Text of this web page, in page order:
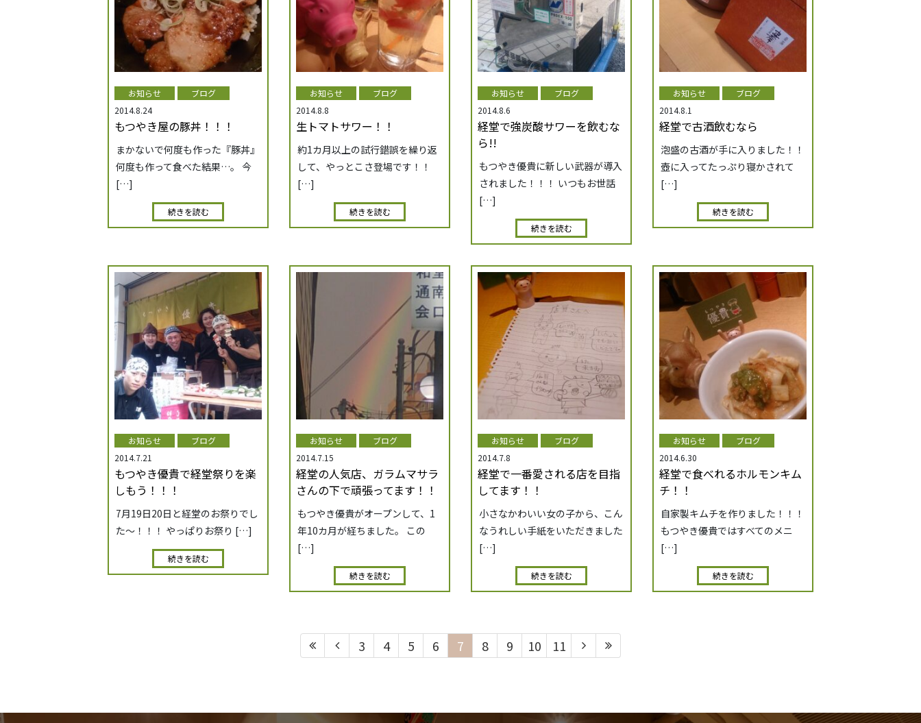
お知らせ
ブログ
2014.8.24
もつやき屋の豚丼！！！
まかないで何度も作った『豚丼』
何度も作って食べた結果…。 今
[…]
続きを読む
お知らせ
ブログ
2014.8.8
生トマトサワー！！
約1カ月以上の試行錯誤を繰り返
して、やっとこさ登場です！！
[…]
続きを読む
お知らせ
ブログ
2014.8.6
経堂で強炭酸サワーを飲むな
ら!!
もつやき優貴に新しい武器が導入
されました！！！ いつもお世話
[…]
続きを読む
お知らせ
ブログ
2014.8.1
経堂で古酒飲むなら
泡盛の古酒が手に入りました！！
壺に入ってたっぷり寝かされて
[…]
続きを読む
お知らせ
ブログ
2014.7.21
もつやき優貴で経堂祭りを楽
しもう！！！
7月19日20日と経堂のお祭りでし
た～！！！ やっぱりお祭り […]
続きを読む
お知らせ
ブログ
2014.7.15
経堂の人気店、ガラムマサラ
さんの下で頑張ってます！！
もつやき優貴がオープンして、1
年10カ月が経ちました。 この
[…]
続きを読む
お知らせ
ブログ
2014.7.8
経堂で一番愛される店を目指
してます！！
小さなかわいい女の子から、こん
なうれしい手紙をいただきました
[…]
続きを読む
お知らせ
ブログ
2014.6.30
経堂で食べれるホルモンキム
チ！！
自家製キムチを作りました！！！
もつやき優貴ではすべてのメニ
[…]
続きを読む
3 4 5 6 7 8 9 10 11